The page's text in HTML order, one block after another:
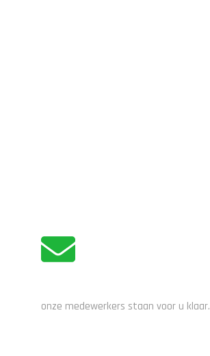
onze medewerkers staan voor u klaar.